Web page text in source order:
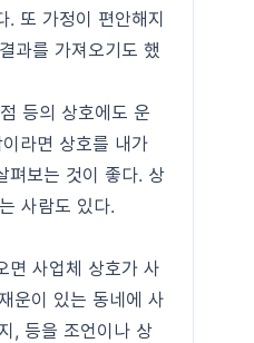
. 또 가정이 편안해지
과를 가져오기도 했
등의 상호에도 운
라면 상호를 내가
펴보는 것이 좋다. 상
사람도 있다.
면 사업체 상호가 사
운이 있는 동네에 사
, 등을 조언이나 상